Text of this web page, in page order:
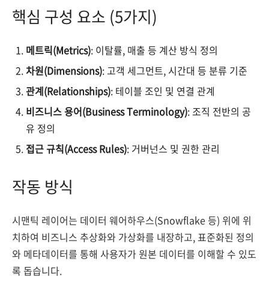
핵심 구성 요소 (5가지)
메트릭(Metrics): 이탈률, 매출 등 계산 방식 정의
차원(Dimensions): 고객 세그먼트, 시간대 등 분류 기준
관계(Relationships): 테이블 조인 및 연결 관계
비즈니스 용어(Business Terminology): 조직 전반의 공
유 정의
접근 규칙(Access Rules): 거버넌스 및 권한 관리
작동 방식
시맨틱 레이어는 데이터 웨어하우스(Snowflake 등) 위에 위
치하여 비즈니스 추상화와 가상화를 내장하고, 표준화된 정의
와 메타데이터를 통해 사용자가 원본 데이터를 이해할 수 있도
록 돕습니다.